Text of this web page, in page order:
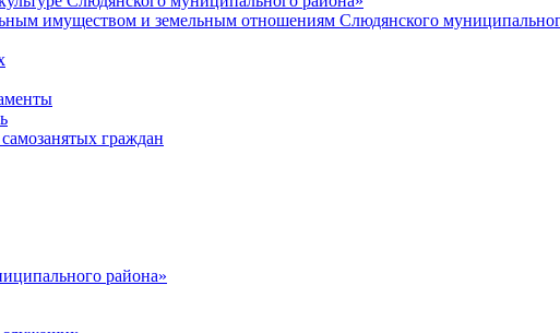
имуществом и земельным отношениям Слюдянского
граждан
района»